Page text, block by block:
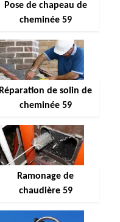
Pose de chapeau de
cheminée 59
Réparation de solin de
cheminée 59
Ramonage de
chaudière 59